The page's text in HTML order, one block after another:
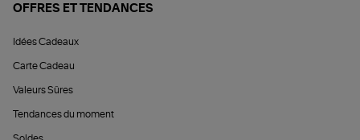
OFFRES ET TENDANCES
Idées Cadeaux
Carte Cadeau
Valeurs Sûres
Tendances du moment